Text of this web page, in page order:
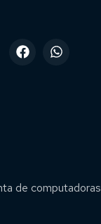
de computadoras